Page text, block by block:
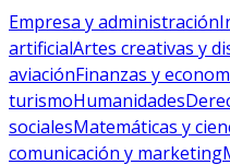
Empresa y administración
artificialArtes creativas y
aviaciónFinanzas y
turismoHumanidades
socialesMatemáticas y
comunicación y marketing